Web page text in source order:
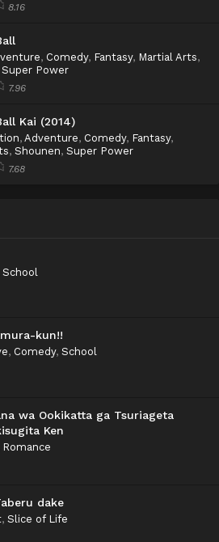
8.16
, Comedy, Fantasy, Martial Arts,
Super Power
7.96
Kai (2014)
, Adventure, Comedy, Fantasy,
, Shounen, Super Power
7.68
School
kun!!
, Comedy, School
wa Ookikatta ga Tsuriageta
Ken
Romance
dake
, Slice of Life